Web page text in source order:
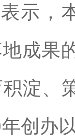
示，
地成果
淀、
创办